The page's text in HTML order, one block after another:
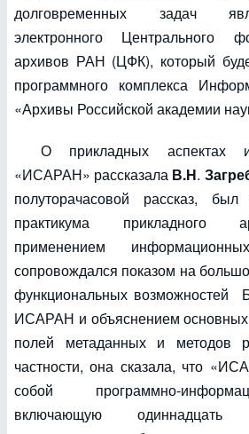
долговременных задач
электронного Центрального
архивов РАН (ЦФК), который
программного комплекса
«Архивы Российской академии
О прикладных аспектах
«ИСАРАН» рассказала В.Н.
полуторачасовой рассказ,
практикума прикладного
применением
сопровождался показом на
функциональных возможностей
ИСАРАН и объяснением основных
полей метаданных и методов
частности, она сказала, что
собой программно-
включающую